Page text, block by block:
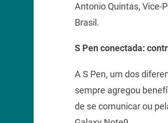
Antonio Quintas, Vice-
Brasil.
S Pen conectada:
A S Pen, um dos
sempre agregou
de se comunicar ou